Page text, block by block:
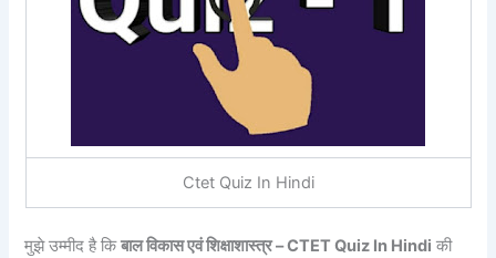
Ctet Quiz In Hindi
मुझे उम्मीद है किबाल विकास एवं शिक्षाशास्त्र – CTET Quiz In Hindi की